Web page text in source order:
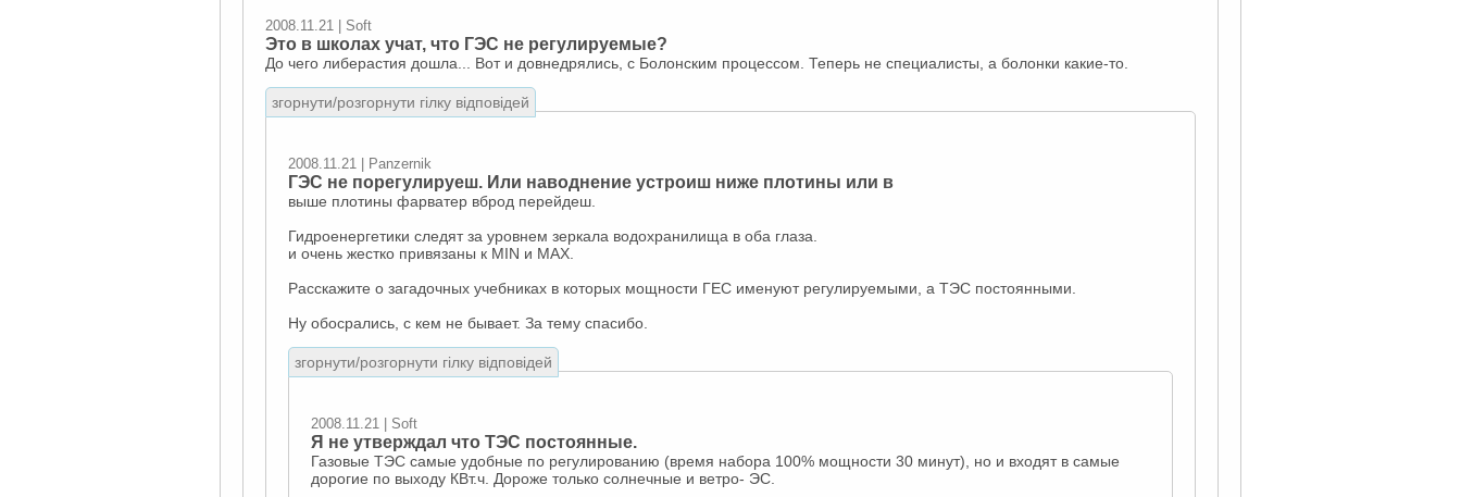
2008.11.21 | Soft
Это в школах учат, что ГЭС не регулируемые?
До чего либерастия дошла... Вот и довнедрялись, с Болонским процессом. Теперь не специалисты, а болонки какие-то.
згорнути/розгорнути гілку відповідей
2008.11.21 | Panzernik
ГЭС не порегулируеш. Или наводнение устроиш ниже плотины или в
выше плотины фарватер вброд перейдеш.
Гидроенергетики следят за уровнем зеркала водохранилища в оба глаза.
и очень жестко привязаны к MIN и MAX.
Расскажите о загадочных учебниках в которых мощности ГЕС именуют регулируемыми, а ТЭС постоянными.
Ну обосрались, с кем не бывает. За тему спасибо.
згорнути/розгорнути гілку відповідей
2008.11.21 | Soft
Я не утверждал что ТЭС постоянные.
Газовые ТЭС самые удобные по регулированию (время набора 100% мощности 30 минут), но и входят в самые
дорогие по выходу КВт.ч. Дороже только солнечные и ветро- ЭС.